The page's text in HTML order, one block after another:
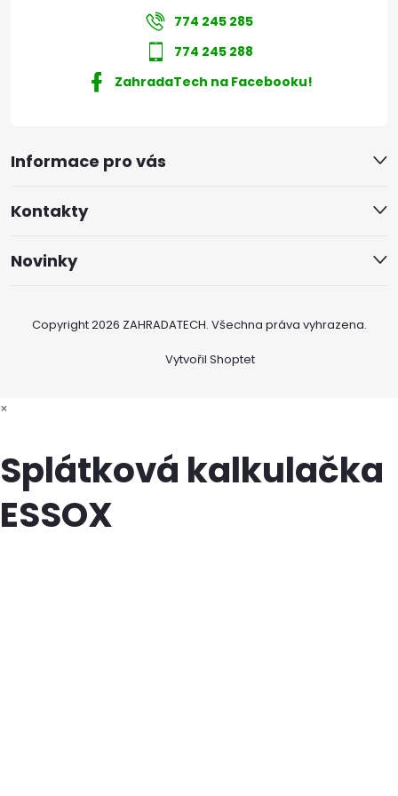
Informace pro vás
Kontakty
Novinky
774 245 285
774 245 288
ZahradaTech na Facebooku!
Vytvořil Shoptet
Copyright 2026 ZAHRADATECH. Všechna práva vyhrazena.
×
Splátková kalkulačka
ESSOX